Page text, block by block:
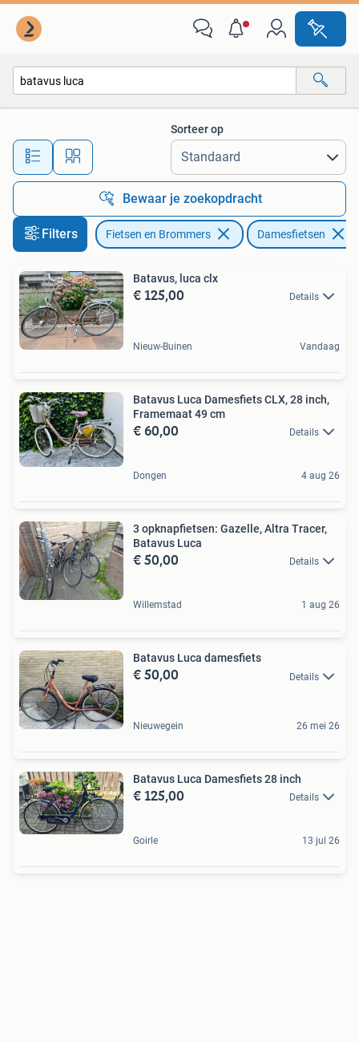
Alle afstanden…
Sorteer op
Bewaar je zoekopdracht
Filters Fietsen en Brommers Damesfietsen
Batavus, luca clx
€ 125,00 Details
Nieuw-Buinen Vandaag
Batavus Luca Damesfiets CLX, 28 inch,
Framemaat 49 cm
€ 60,00 Details
Dongen 4 aug 26
3 opknapfietsen: Gazelle, Altra Tracer,
Batavus Luca
€ 50,00 Details
Willemstad 1 aug 26
Batavus Luca damesfiets
€ 50,00 Details
Nieuwegein 26 mei 26
Batavus Luca Damesfiets 28 inch
€ 125,00 Details
Goirle 13 jul 26